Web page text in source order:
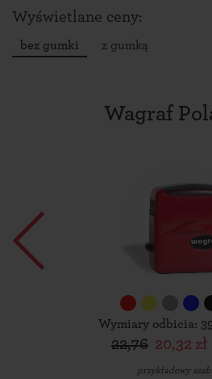
Wyświetlane ceny:
bez gumki z gumką
Wagraf
Wymiary odbicia:
22,76 20,32 zł
przykładowy